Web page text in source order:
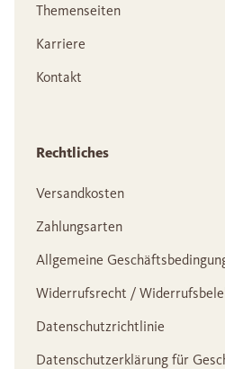
Themenseiten
Karriere
Kontakt
Rechtliches
Versandkosten
Zahlungsarten
Allgemeine
Widerrufsrecht /
Datenschutzrichtlinie
Datenschutzerklärung für